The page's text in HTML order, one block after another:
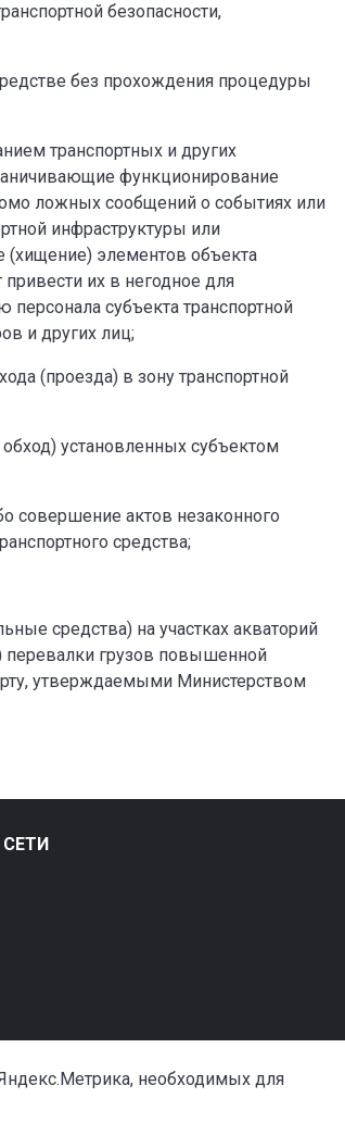
безопасности,
без прохождения процедуры
транспортных и других
функционирование
ложных сообщений о событиях или
инфраструктуры или
(хищение) элементов объекта
привести их в негодное для
субъекта транспортной
и других лиц;
(проезда) в зону транспортной
установленных субъектом
совершение актов незаконного
средства;
средства) на участках акваторий
перевалки грузов повышенной
утверждаемыми Министерством
необходимых для